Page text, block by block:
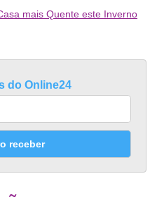
mais Quente este Inverno
do Online24
receber